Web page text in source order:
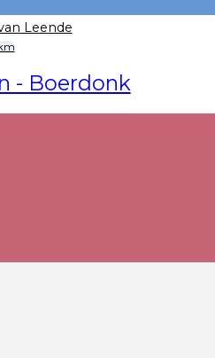
Leende
- Boerdonk